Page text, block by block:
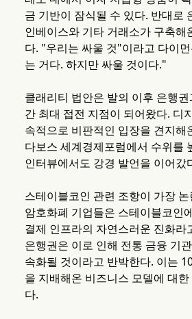
금 기반이 잠식될 수 있다. 반대로
인베이스와 기타 거래소가 구축해
다. "우리는 싸울 것"이라고 다이
는 거다. 하지만 싸울 것이다."
클래리티 법안은 발의 이후 은행
간 최대 접전 지점이 되어왔다. 디
속적으로 비판적인 입장을 견지해
다보스 세계경제포럼에서 수위를
인터뷰에서도 강경 발언을 이어갔
스테이블코인 관련 조항이 가장
암호화폐 기업들은 스테이블코인
결제 인프라의 자연스러운 진화라
은행권은 이로 인해 전통 금융 기
속화될 것이라고 반박한다. 이는
을 지배해온 비즈니스 모델에 대
다.